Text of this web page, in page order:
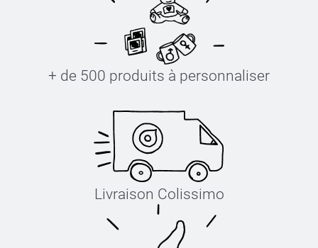
+ de 500 produits à personnaliser
Livraison Colissimo